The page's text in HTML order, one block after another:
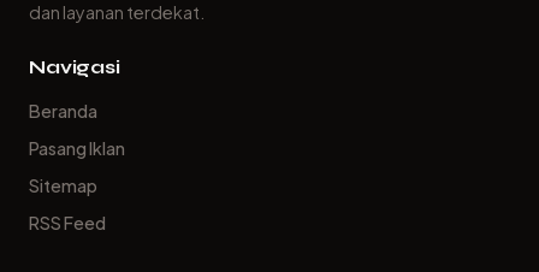
dan layanan terdekat.
Navigasi
Beranda
Pasang Iklan
Sitemap
RSS Feed